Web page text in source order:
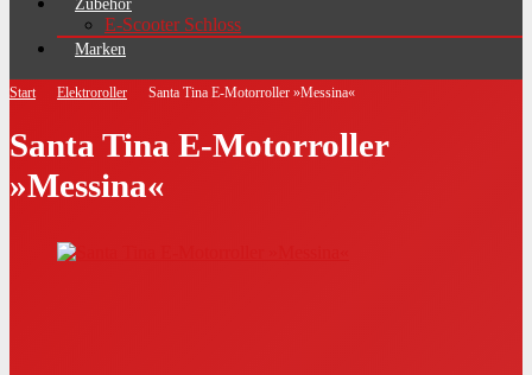
Zubehör
E-Scooter Schloss
Marken
Start Elektroroller Santa Tina E-Motorroller »Messina«
Santa Tina E-Motorroller
»Messina«